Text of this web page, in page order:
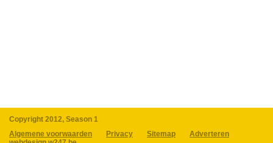
Copyright 2012, Season 1
Algemene voorwaarden
Privacy Sitemap
Adverteren